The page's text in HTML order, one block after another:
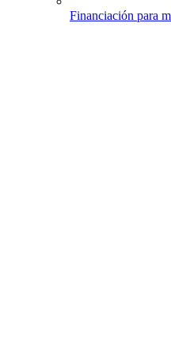
Financiación para